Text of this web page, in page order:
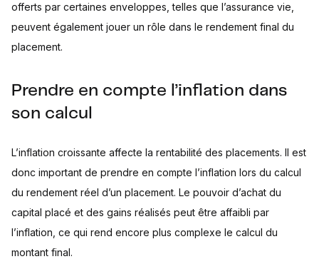
offerts par certaines enveloppes, telles que l’assurance vie,
peuvent également jouer un rôle dans le rendement final du
placement.
Prendre en compte l’inflation dans
son calcul
L’inflation croissante affecte la rentabilité des placements. Il est
donc important de prendre en compte l’inflation lors du calcul
du rendement réel d’un placement. Le pouvoir d’achat du
capital placé et des gains réalisés peut être affaibli par
l’inflation, ce qui rend encore plus complexe le calcul du
montant final.